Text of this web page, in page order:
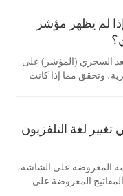
لم يظهر مؤشر
السحري (المؤشر) على
وتحقق مما إذا كانت
لغة التلفزيون
المعروضة على الشاشة،
المعروضة على